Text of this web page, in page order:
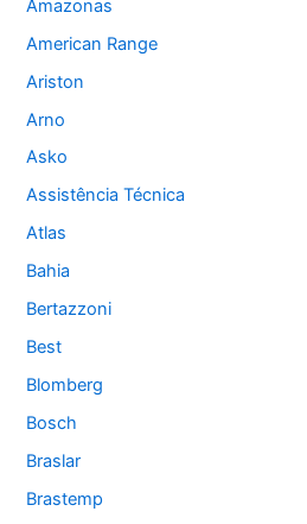
Amazonas
American Range
Ariston
Arno
Asko
Assistência Técnica
Atlas
Bahia
Bertazzoni
Best
Blomberg
Bosch
Braslar
Brastemp